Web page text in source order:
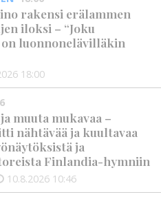
rakensi erälammen
iloksi – “Joku
luonnonelävilläkin
18:00
muuta mukavaa –
nähtävää ja kuultavaa
ja
Finlandia-hymniin
10.8.2026 10:46